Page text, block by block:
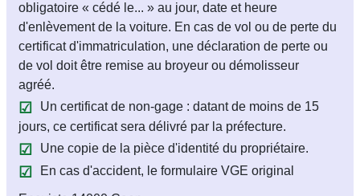
obligatoire « cédé le... » au jour, date et heure
d'enlèvement de la voiture. En cas de vol ou de perte du
certificat d'immatriculation, une déclaration de perte ou
de vol doit être remise au broyeur ou démolisseur
agréé.
Un certificat de non-gage : datant de moins de 15
jours, ce certificat sera délivré par la préfecture.
Une copie de la pièce d'identité du propriétaire.
En cas d'accident, le formulaire VGE original